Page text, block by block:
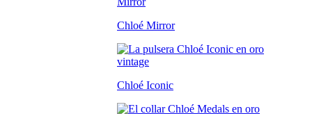
Chloé Mirror
Chloé Iconic